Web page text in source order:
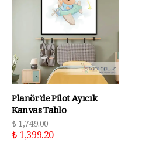
Planör'de Pilot Ayıcık
Kanvas Tablo
₺ 1,749.00
₺ 1,399.20